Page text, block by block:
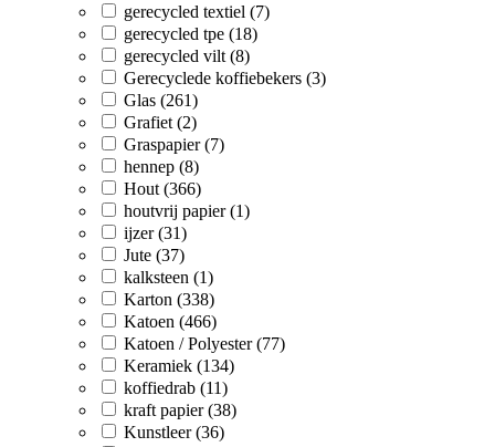
gerecycled textiel (7)
gerecycled tpe (18)
gerecycled vilt (8)
Gerecyclede koffiebekers (3)
Glas (261)
Grafiet (2)
Graspapier (7)
hennep (8)
Hout (366)
houtvrij papier (1)
ijzer (31)
Jute (37)
kalksteen (1)
Karton (338)
Katoen (466)
Katoen / Polyester (77)
Keramiek (134)
koffiedrab (11)
kraft papier (38)
Kunstleer (36)